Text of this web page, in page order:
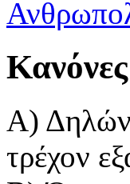
Α)
τρέχον